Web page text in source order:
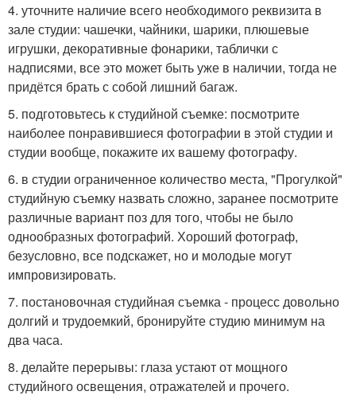
4. уточните наличие всего необходимого реквизита в
зале студии: чашечки, чайники, шарики, плюшевые
игрушки, декоративные фонарики, таблички с
надписями, все это может быть уже в наличии, тогда не
придётся брать с собой лишний багаж.
5. подготовьтесь к студийной съемке: посмотрите
наиболее понравившиеся фотографии в этой студии и
студии вообще, покажите их вашему фотографу.
6. в студии ограниченное количество места, "Прогулкой"
студийную съемку назвать сложно, заранее посмотрите
различные вариант поз для того, чтобы не было
однообразных фотографий. Хороший фотограф,
безусловно, все подскажет, но и молодые могут
импровизировать.
7. постановочная студийная съемка - процесс довольно
долгий и трудоемкий, бронируйте студию минимум на
два часа.
8. делайте перерывы: глаза устают от мощного
студийного освещения, отражателей и прочего.